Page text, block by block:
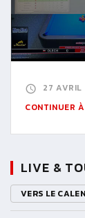
27
CONTINUER
LIVE &
VERS LE